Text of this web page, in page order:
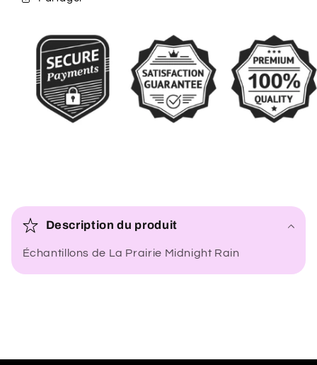
o
e
é
Description du produit
Échantillons de La Prairie Midnight Rain